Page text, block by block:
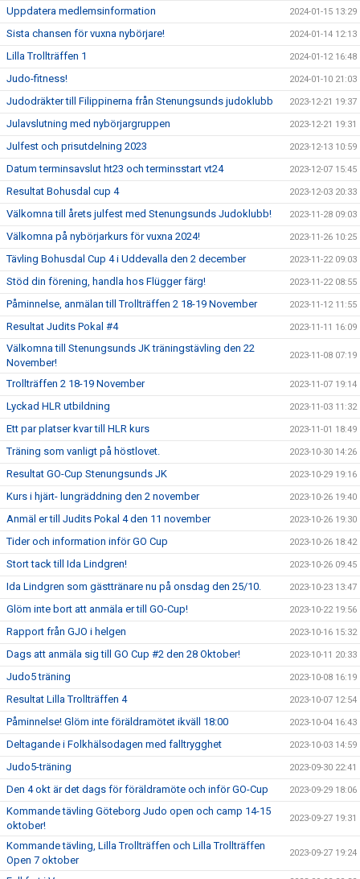
Uppdatera medlemsinformation 2024-01-15 13:29
Sista chansen för vuxna nybörjare! 2024-01-14 12:13
Lilla Trollträffen 1 2024-01-12 16:48
Judo-fitness! 2024-01-10 21:03
Judodräkter till Filippinerna från Stenungsunds judoklubb 2023-12-21 19:37
Julavslutning med nybörjargruppen 2023-12-21 19:31
Julfest och prisutdelning 2023 2023-12-13 10:59
Datum terminsavslut ht23 och terminsstart vt24 2023-12-07 15:45
Resultat Bohusdal cup 4 2023-12-03 20:33
Välkomna till årets julfest med Stenungsunds Judoklubb! 2023-11-28 09:03
Välkomna på nybörjarkurs för vuxna 2024! 2023-11-26 10:25
Tävling Bohusdal Cup 4 i Uddevalla den 2 december 2023-11-22 09:03
Stöd din förening, handla hos Flügger färg! 2023-11-22 08:55
Påminnelse, anmälan till Trollträffen 2 18-19 November 2023-11-12 11:55
Resultat Judits Pokal #4 2023-11-11 16:09
Välkomna till Stenungsunds JK träningstävling den 22
November!
2023-11-08 07:19
Trollträffen 2 18-19 November 2023-11-07 19:14
Lyckad HLR utbildning 2023-11-03 11:32
Ett par platser kvar till HLR kurs 2023-11-01 18:49
Träning som vanligt på höstlovet. 2023-10-30 14:26
Resultat GO-Cup Stenungsunds JK 2023-10-29 19:16
Kurs i hjärt- lungräddning den 2 november 2023-10-26 19:40
Anmäl er till Judits Pokal 4 den 11 november 2023-10-26 19:30
Tider och information inför GO Cup 2023-10-26 18:42
Stort tack till Ida Lindgren! 2023-10-26 09:45
Ida Lindgren som gästtränare nu på onsdag den 25/10. 2023-10-23 13:47
Glöm inte bort att anmäla er till GO-Cup! 2023-10-22 19:56
Rapport från GJO i helgen 2023-10-16 15:32
Dags att anmäla sig till GO Cup #2 den 28 Oktober! 2023-10-11 20:33
Judo5 träning 2023-10-08 16:19
Resultat Lilla Trollträffen 4 2023-10-07 12:54
Påminnelse! Glöm inte föräldramötet ikväll 18:00 2023-10-04 16:43
Deltagande i Folkhälsodagen med falltrygghet 2023-10-03 14:59
Judo5-träning 2023-09-30 22:41
Den 4 okt är det dags för föräldramöte och inför GO-Cup 2023-09-29 18:06
Kommande tävling Göteborg Judo open och camp 14-15
oktober!
2023-09-27 19:31
Kommande tävling, Lilla Trollträffen och Lilla Trollträffen
Open 7 oktober
2023-09-27 19:24